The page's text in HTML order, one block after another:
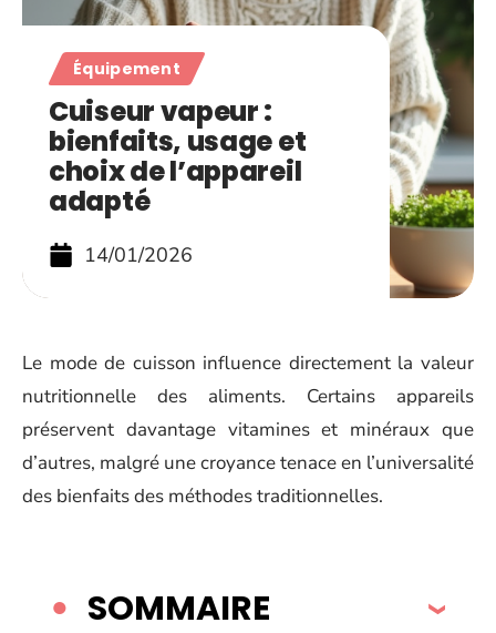
Équipement
Cuiseur vapeur :
bienfaits, usage et
choix de l’appareil
adapté
14/01/2026
Le mode de cuisson influence directement la valeur
nutritionnelle des aliments. Certains appareils
préservent davantage vitamines et minéraux que
d’autres, malgré une croyance tenace en l’universalité
des bienfaits des méthodes traditionnelles.
SOMMAIRE